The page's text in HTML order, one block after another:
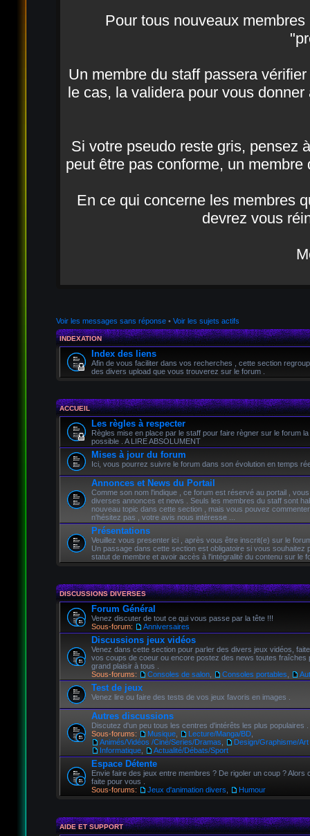
Pour tous nouveaux
Un membre du staff passera
le cas, la validera pour vous
Si votre pseudo reste gris, pensez
peut être pas conforme, un
En ce qui concerne les membres
devrez vous
Voir les messages sans réponse• Voir les sujets actifs
INDEXATION
Index des liens
Afin de vous faciliter dans vos recherches , cette section
des divers upload que vous trouverez sur le forum .
ACCUEIL
Les règles à respecter
Règles mise en place par le staff pour faire règner sur le forum
possible . A LIRE ABSOLUMENT
Mises à jour du forum
Ici, vous pourrez suivre le forum dans son évolution en temps
Annonces et News du Portail
Comme son nom l'indique , ce forum est réservé au portail ,
diverses annonces et news . Seuls les membres du staff sont
nouveau topic dans cette section , mais vous pouvez
n'hésitez pas , votre avis nous intéresse ...
Présentations
Veuillez vous presenter ici , après vous être inscrit(e) sur le
Un passage dans cette section est obligatoire si vous souhaitez
statut de membre et avoir accès à l'intégralité du contenu sur le
DISCUSSIONS DIVERSES
Forum Général
Venez discuter de tout ce qui vous passe par la tête !!!
Sous-forum:
Anniversaires
Discussions jeux vidéos
Venez dans cette section pour parler des divers jeux vidéos,
vos coups de coeur ou encore postez des news toutes fraîches
grand plaisir à tous .
Sous-forums:
Consoles de salon, Consoles portables
Test de jeux
Venez lire ou faire des tests de vos jeux favoris en images .
Autres discussions
Discutez d'un peu tous les centres d'intérêts les plus populaires .
Sous-forums:
Musique, Lecture/Manga/BD,
Animés/Vidéos /Ciné/Series/Dramas
Design/Graphisme/Art
Informatique, Actualité/Débats/Sport
Espace Détente
Envie faire des jeux entre membres ? De rigoler un coup ? Alors
faite pour vous .
Sous-forums:
Jeux d'animation divers Humour
AIDE ET SUPPORT